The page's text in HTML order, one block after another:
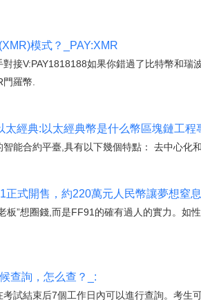
模式？_PAY:XMR
對接V:PAY1818188如果你錯過了比特幣和
羅幣.
太經典:以太經典幣是什么幣區塊鏈工程
能合約平臺,具有以下幾個特點： 去中心化
正式開售，約220萬元人民幣讓夢想窒
板”想圈錢,而是FF91的確有過人的實力。
查詢，怎么查？_:
試結束后7個工作日內可以進行查詢。考生